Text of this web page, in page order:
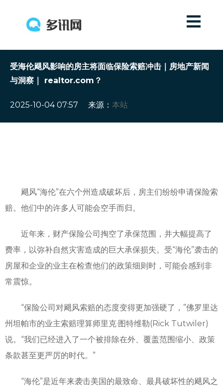
受海伦飓风影响的房主将面临保险索赔冲击｜房地产新闻
与洞察｜ realtor.com？
2025-10-04 07:57 来源： 本站
飓风“海伦”在六个州造成破坏后，房主们纷纷申请保险索
赔。他们中的许多人可能会空手而归。
近年来，财产保险公司掏空了承保范围，并大幅提高了
费率，以弥补自然灾害造成的巨大承保损失。受“海伦”袭击的
房屋和企业的业主在检查他们的政策细则时，可能会感到非
常震惊。
“保险公司对飓风索赔的态度变得更加强硬了，”佛罗里达
州坦帕市的业主索赔理算师里克·图特维勒(Rick Tutwiler)
说。“我们已经进入了一个被排除在外、覆盖范围缩小、政策
条款甚至更严厉的时代。”
“海伦”是近年来袭击美国的最致命、最具破坏性的飓风之